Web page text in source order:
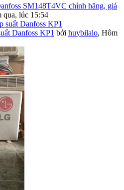
SM148T4VC chính hãng, giá
qua, lúc 15:54
Danfoss KP1 bởi huybilalo, Hôm